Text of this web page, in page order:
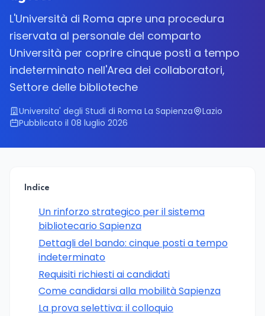
L'Università di Roma apre una procedura
riservata al personale del comparto
Università per coprire cinque posti a tempo
indeterminato nell'Area dei collaboratori,
Settore delle biblioteche
Universita' degli Studi di Roma La Sapienza
Lazio
Pubblicato il 08 luglio 2026
Indice
Un rinforzo strategico per il sistema
bibliotecario Sapienza
Dettagli del bando: cinque posti a tempo
indeterminato
Requisiti richiesti ai candidati
Come candidarsi alla mobilità Sapienza
La prova selettiva: il colloquio